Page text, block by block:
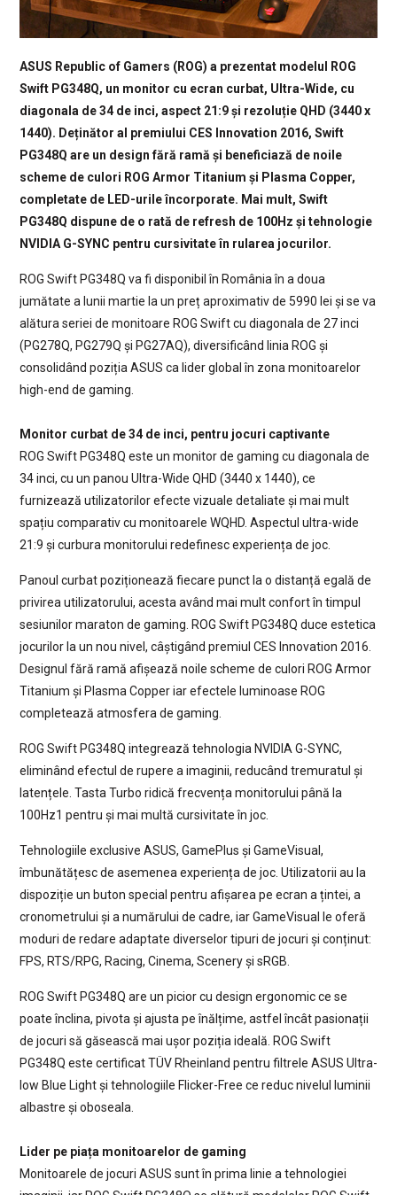
ASUS Republic of Gamers (ROG) a prezentat modelul ROG
Swift PG348Q, un monitor cu ecran curbat, Ultra-Wide, cu
diagonala de 34 de inci, aspect 21:9 și rezoluție QHD (3440 x
1440). Deținător al premiului CES Innovation 2016, Swift
PG348Q are un design fără ramă și beneficiază de noile
scheme de culori ROG Armor Titanium și Plasma Copper,
completate de LED-urile încorporate. Mai mult, Swift
PG348Q dispune de o rată de refresh de 100Hz și tehnologie
NVIDIA G-SYNC pentru cursivitate în rularea jocurilor.
ROG Swift PG348Q va fi disponibil în România în a doua
jumătate a lunii martie la un preț aproximativ de 5990 lei și se va
alătura seriei de monitoare ROG Swift cu diagonala de 27 inci
(PG278Q, PG279Q și PG27AQ), diversificând linia ROG și
consolidând poziția ASUS ca lider global în zona monitoarelor
high-end de gaming.
Monitor curbat de 34 de inci, pentru jocuri captivante
ROG Swift PG348Q este un monitor de gaming cu diagonala de
34 inci, cu un panou Ultra-Wide QHD (3440 x 1440), ce
furnizează utilizatorilor efecte vizuale detaliate și mai mult
spațiu comparativ cu monitoarele WQHD. Aspectul ultra-wide
21:9 și curbura monitorului redefinesc experiența de joc.
Panoul curbat poziționează fiecare punct la o distanță egală de
privirea utilizatorului, acesta având mai mult confort în timpul
sesiunilor maraton de gaming. ROG Swift PG348Q duce estetica
jocurilor la un nou nivel, câștigând premiul CES Innovation 2016.
Designul fără ramă afișează noile scheme de culori ROG Armor
Titanium și Plasma Copper iar efectele luminoase ROG
completează atmosfera de gaming.
ROG Swift PG348Q integrează tehnologia NVIDIA G-SYNC,
eliminând efectul de rupere a imaginii, reducând tremuratul și
latențele. Tasta Turbo ridică frecvența monitorului până la
100Hz1 pentru și mai multă cursivitate în joc.
Tehnologiile exclusive ASUS, GamePlus și GameVisual,
îmbunătățesc de asemenea experiența de joc. Utilizatorii au la
dispoziție un buton special pentru afișarea pe ecran a țintei, a
cronometrului și a numărului de cadre, iar GameVisual le oferă
moduri de redare adaptate diverselor tipuri de jocuri și conținut:
FPS, RTS/RPG, Racing, Cinema, Scenery și sRGB.
ROG Swift PG348Q are un picior cu design ergonomic ce se
poate înclina, pivota și ajusta pe înălțime, astfel încât pasionații
de jocuri să găsească mai ușor poziția ideală. ROG Swift
PG348Q este certificat TÜV Rheinland pentru filtrele ASUS Ultra-
low Blue Light și tehnologiile Flicker-Free ce reduc nivelul luminii
albastre și oboseala.
Lider pe piața monitoarelor de gaming
Monitoarele de jocuri ASUS sunt în prima linie a tehnologiei